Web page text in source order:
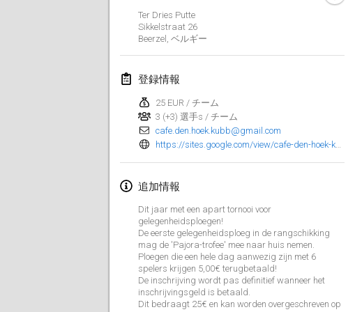
Ter Dries Putte
Sikkelstraat 26
Beerzel ベルギー
登録情報
25 EUR / チーム
3 (+3) 選手s / チーム
cafe.den.hoek.kubb@gmail.com
追加情報
Dit jaar met een apart tornooi voor
gelegenheidsploegen!
De eerste gelegenheidsploeg in de rangschikking
mag de 'Pajora-trofee' mee naar huis nemen.
Ploegen die een hele dag aanwezig zijn met 6
spelers krijgen 5,00€ terugbetaald!
De inschrijving wordt pas definitief wanneer het
inschrijvingsgeld is betaald.
Dit bedraagt 25€ en kan worden overgeschreven op
Kubbtornooi De Rode Lantaarn
2024年3月30日
2024年3月30日
2024年4月
Battle of the Blocks
2024年4月20日|
Kubb Tornooi KSA Zulte
2024年4月20日 |ベルギー
Kubbtornooi CWC